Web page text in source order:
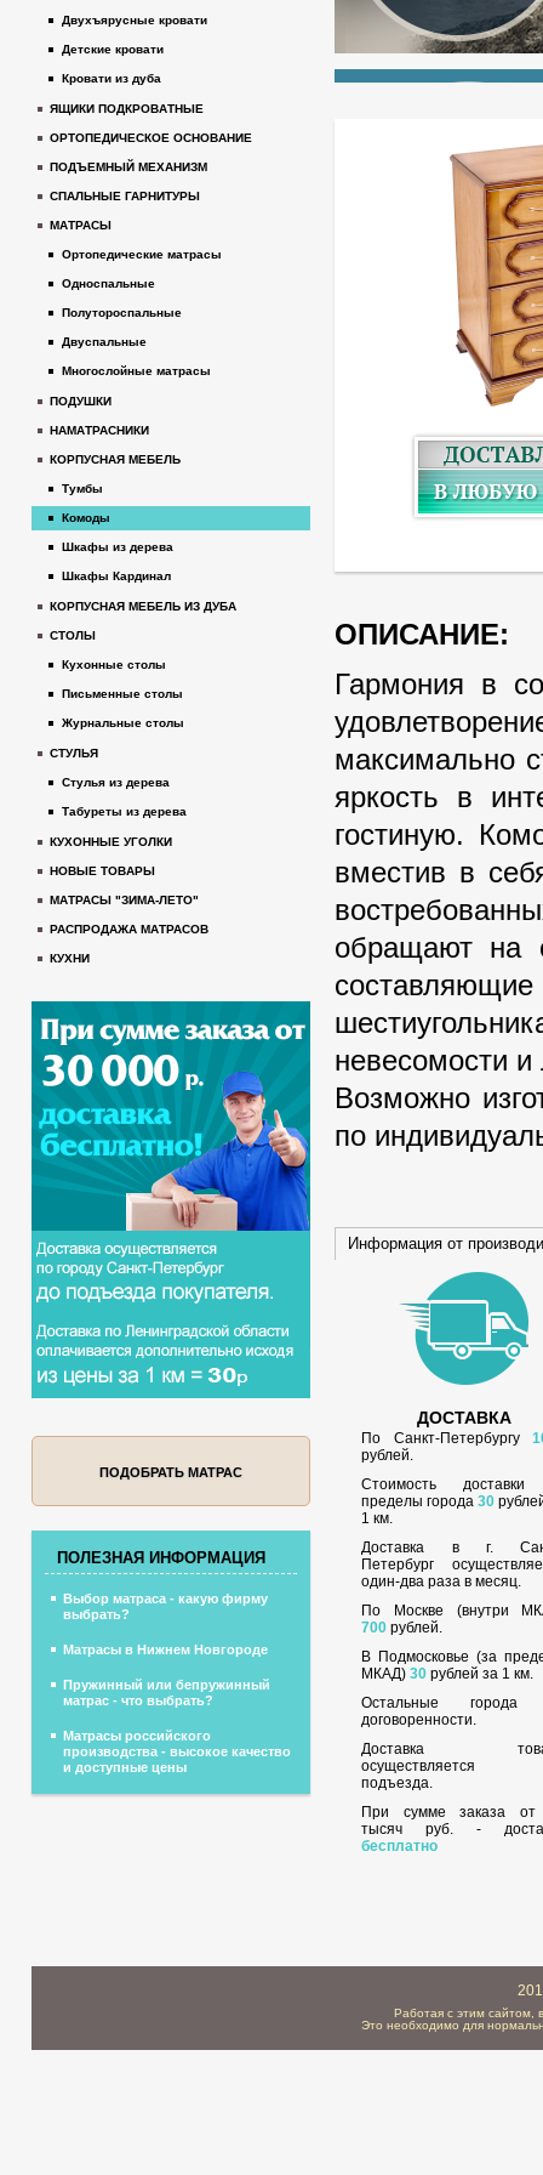
ОПИСАНИЕ:
Гармония в
максимально
яркость в
гостиную.
вместив в
обращают на
невесомости и
Возможно
по
Информация от
ДОСТАВКА
По Санкт-Петербургу
рублей.
Стоимость
пределы города30
1 км.
Доставка в г.
Петербург
один-два раза в месяц.
По Москве (внутри
700 рублей.
В Подмосковье (за
МКАД)30 рублей за 1 км.
Остальные города
договоренности.
Доставка
осуществляется
подъезда.
При сумме заказа
тысяч руб. -
бесплатно
Двухъярусные кровати
Детские кровати
Кровати из дуба
ЯЩИКИ ПОДКРОВАТНЫЕ
ОРТОПЕДИЧЕСКОЕ ОСНОВАНИЕ
ПОДЪЕМНЫЙ МЕХАНИЗМ
СПАЛЬНЫЕ ГАРНИТУРЫ
МАТРАСЫ
Ортопедические матрасы
Односпальные
Полутороспальные
Двуспальные
Многослойные матрасы
ПОДУШКИ
НАМАТРАСНИКИ
КОРПУСНАЯ МЕБЕЛЬ
Тумбы
Комоды
Шкафы из дерева
Шкафы Кардинал
КОРПУСНАЯ МЕБЕЛЬ ИЗ ДУБА
СТОЛЫ
Кухонные столы
Письменные столы
Журнальные столы
СТУЛЬЯ
Стулья из дерева
Табуреты из дерева
КУХОННЫЕ УГОЛКИ
НОВЫЕ ТОВАРЫ
МАТРАСЫ "ЗИМА-ЛЕТО"
РАСПРОДАЖА МАТРАСОВ
КУХНИ
ПОДОБРАТЬ МАТРАС
ПОЛЕЗНАЯ ИНФОРМАЦИЯ
Выбор матраса - какую фирму
выбрать?
Матрасы в Нижнем Новгороде
Пружинный или бепружинный
матрас - что выбрать?
Матрасы российского
производства - высокое качество
и доступные цены
Работая с этим сайтом,
Это необходимо для